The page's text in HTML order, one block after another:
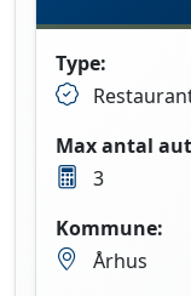
Type:
Max antal
3
Kommune:
Århus